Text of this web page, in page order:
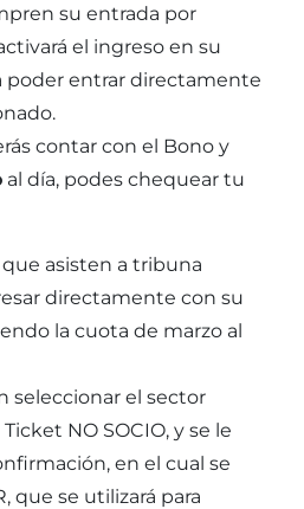
su entrada por
el ingreso en su
poder entrar directamente
contar con el Bono y
al día, podes chequear tu
asisten a tribuna
directamente con su
la cuota de marzo al
seleccionar el sector
NO SOCIO, y se le
en el cual se
que se utilizará para